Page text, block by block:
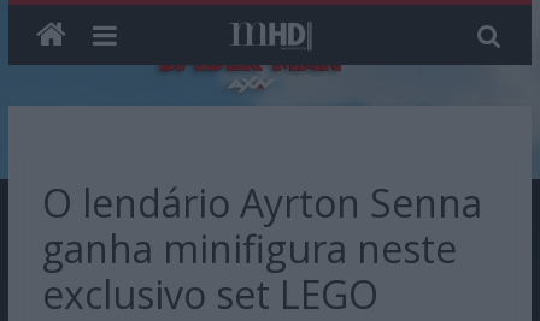
contentO lendário Ayrton Senna
ganha minifigura neste
exclusivo set LEGO